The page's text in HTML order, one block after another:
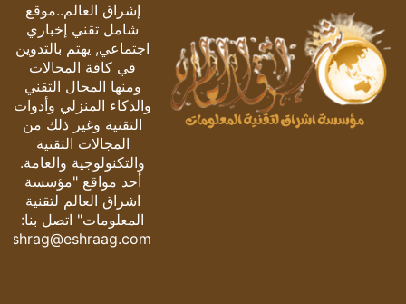
إشراق العالم..موقع
شامل تقني إخباري
اجتماعي, يهتم بالتدوين
في كافة المجالات
ومنها المجال التقني
والذكاء المنزلي وأدوات
التقنية وغير ذلك من
المجالات التقنية
والتكنولوجية والعامة.
أحد مواقع "مؤسسة
اشراق العالم لتقنية
المعلومات" اتصل بنا:
eshrag@eshraag.com